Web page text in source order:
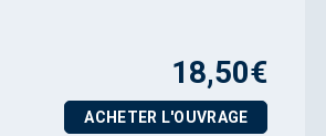
18,50€
ACHETER L'OUVRAGE